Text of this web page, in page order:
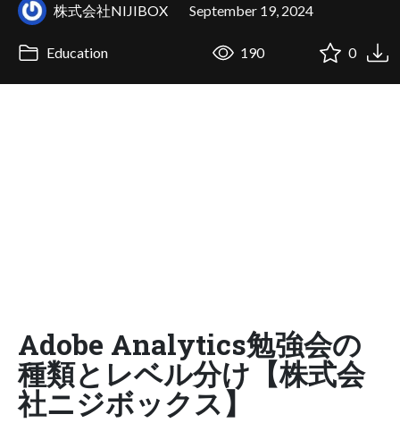
株式会社NIJIBOX September 19, 2024
Education 190 0
Adobe Analytics勉強会の
種類とレベル分け【株式会
社ニジボックス】